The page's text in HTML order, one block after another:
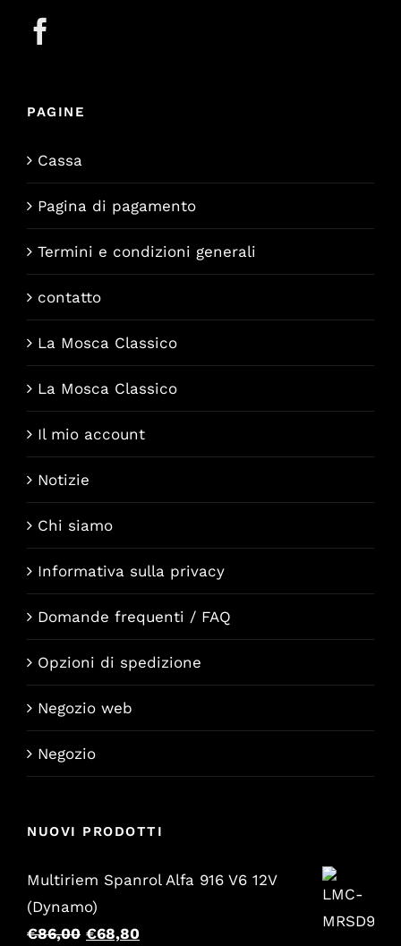
PAGINE
Cassa
Pagina di pagamento
Termini e condizioni generali
contatto
La Mosca Classico
La Mosca Classico
Il mio account
Notizie
Chi siamo
Informativa sulla privacy
Domande frequenti / FAQ
Opzioni di spedizione
Negozio web
Negozio
NUOVI PRODOTTI
Multiriem Spanrol Alfa 916 V6 12V
(Dynamo)
€86,00 Il
€68,80Il